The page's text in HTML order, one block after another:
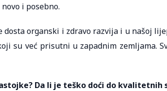
i posebno.
dosta organski i zdravo razvija i u našoj
su već prisutni u zapadnim zemljama.
Da li je teško doći do kvalitetnih